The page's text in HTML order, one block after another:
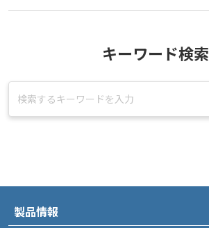
キーワード検索
製品情報